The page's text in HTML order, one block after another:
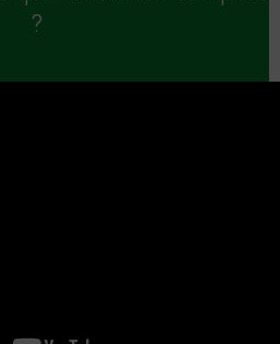
?